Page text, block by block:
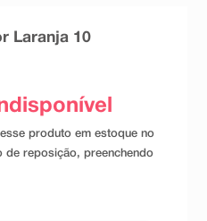
Laranja 10